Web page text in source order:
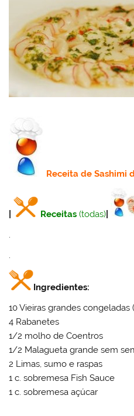
Receitade Sashimi
Receitas (todas)
.
.
Ingredientes:
10 Vieiras grandes
4 Rabanetes
1/2 molho de Coentros
1/2 Malagueta grande sem
2 Limas, sumo e raspas
1 c. sobremesa Fish Sauce
1 c. sobremesa açúcar